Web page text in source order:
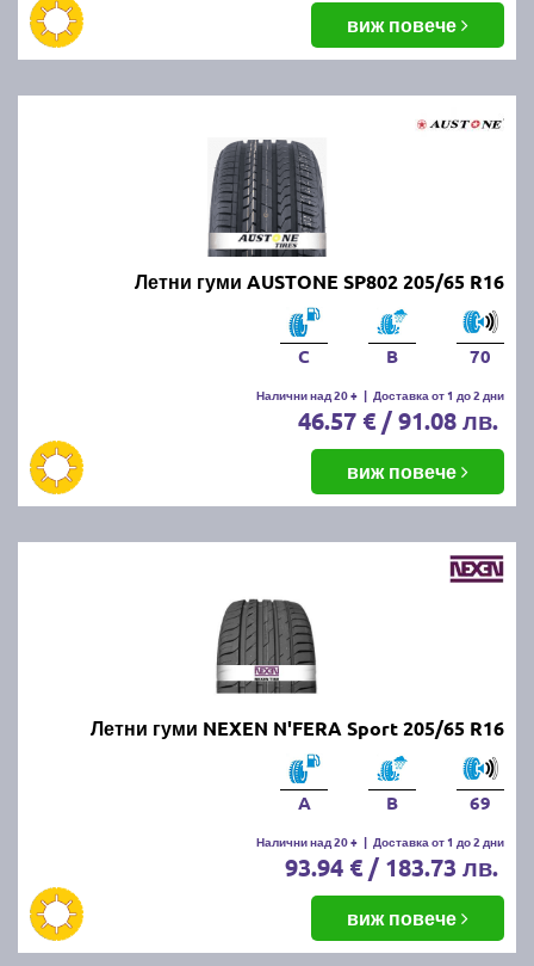
виж повече
Летни гуми AUSTONE SP802 205/65 R16
C B 70
Налични над 20 + | Доставка от 1 до 2 дни
46.57 € / 91.08 лв.
виж повече
Летни гуми NEXEN N'FERA Sport 205/65 R16
A B 69
Налични над 20 + | Доставка от 1 до 2 дни
93.94 € / 183.73 лв.
виж повече